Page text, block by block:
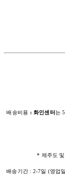
배송비용 : 화인센터는
* 제주도
배송기간 : 2-7일 (영업